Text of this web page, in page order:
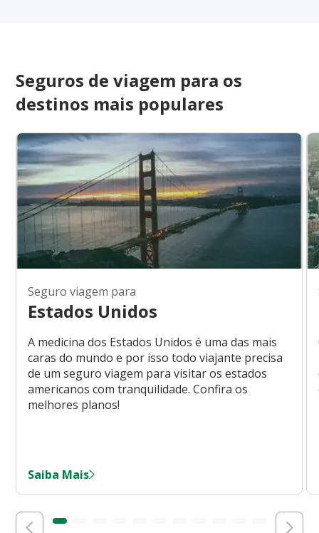
Seguros de viagem para os
destinos mais populares
Seguro viagem para
Estados Unidos
A medicina dos Estados Unidos é uma das mais
caras do mundo e por isso todo viajante precisa
de um seguro viagem para visitar os estados
americanos com tranquilidade. Confira os
melhores planos!
Saiba Mais